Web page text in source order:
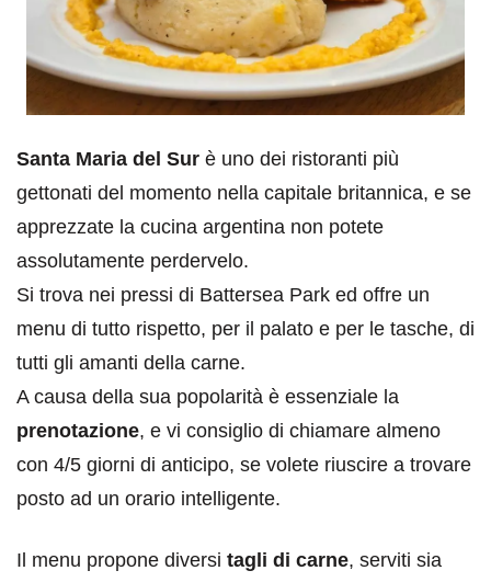
Santa Maria del Sur è uno dei ristoranti più
gettonati del momento nella capitale britannica, e se
apprezzate la cucina argentina non potete
assolutamente perdervelo.
Si trova nei pressi di Battersea Park ed offre un
menu di tutto rispetto, per il palato e per le tasche, di
tutti gli amanti della carne.
A causa della sua popolarità è essenziale la
prenotazione, e vi consiglio di chiamare almeno
con 4/5 giorni di anticipo, se volete riuscire a trovare
posto ad un orario intelligente.
Il menu propone diversi tagli di carne, serviti sia